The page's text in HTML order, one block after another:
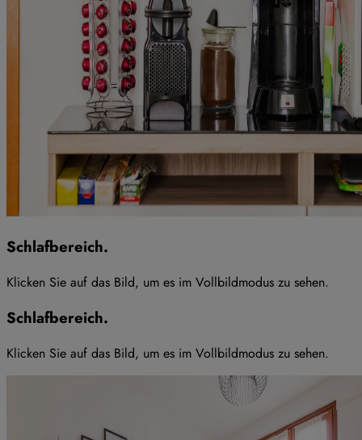
Schlafbereich.
Klicken Sie auf das Bild, um es im Vollbildmodus zu sehen.
Schlafbereich.
Klicken Sie auf das Bild, um es im Vollbildmodus zu sehen.